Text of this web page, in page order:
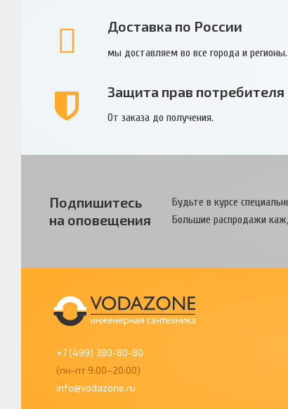
Доставка по России
мы доставляем во все города и регионы.
Защита прав потребителя
От заказа до получения.
Подпишитесь
на оповещения
Будьте в курсе
Большие распродажи
+7 (499) 380-80-80
(пн-пт 9:00–20:00)
info@vodazone.ru